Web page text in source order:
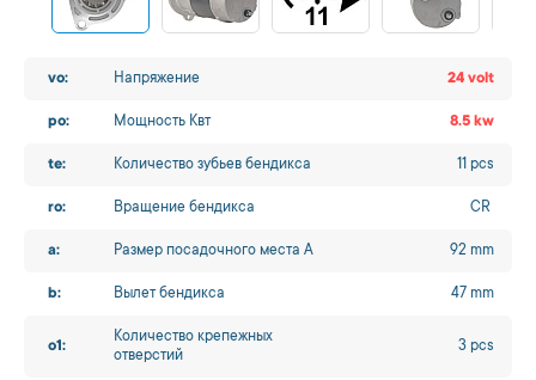
vo: Напряжение 24 volt
po: Мощность Квт 8.5 kw
te: Количество зубьев бендикса 11 pcs
ro: Вращение бендикса CR
a: Размер посадочного места A 92 mm
b: Вылет бендикса 47 mm
o1:
Количество крепежных
отверстий
3 pcs